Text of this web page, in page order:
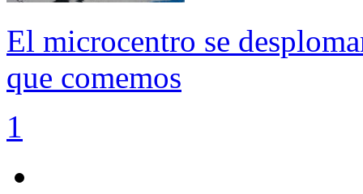
El microcentro se
que comemos
1